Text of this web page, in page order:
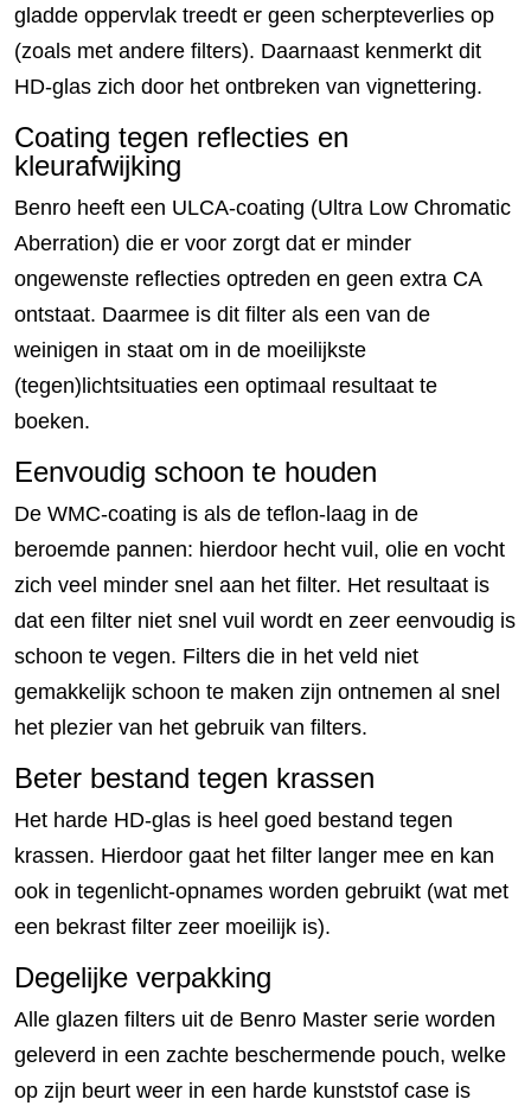
gladde oppervlak treedt er geen scherpteverlies op
(zoals met andere filters). Daarnaast kenmerkt dit
HD-glas zich door het ontbreken van vignettering.
Coating tegen reflecties en
kleurafwijking
Benro heeft een ULCA-coating (Ultra Low Chromatic
Aberration) die er voor zorgt dat er minder
ongewenste reflecties optreden en geen extra CA
ontstaat. Daarmee is dit filter als een van de
weinigen in staat om in de moeilijkste
(tegen)lichtsituaties een optimaal resultaat te
boeken.
Eenvoudig schoon te houden
De WMC-coating is als de teflon-laag in de
beroemde pannen: hierdoor hecht vuil, olie en vocht
zich veel minder snel aan het filter. Het resultaat is
dat een filter niet snel vuil wordt en zeer eenvoudig is
schoon te vegen. Filters die in het veld niet
gemakkelijk schoon te maken zijn ontnemen al snel
het plezier van het gebruik van filters.
Beter bestand tegen krassen
Het harde HD-glas is heel goed bestand tegen
krassen. Hierdoor gaat het filter langer mee en kan
ook in tegenlicht-opnames worden gebruikt (wat met
een bekrast filter zeer moeilijk is).
Degelijke verpakking
Alle glazen filters uit de Benro Master serie worden
geleverd in een zachte beschermende pouch, welke
op zijn beurt weer in een harde kunststof case is